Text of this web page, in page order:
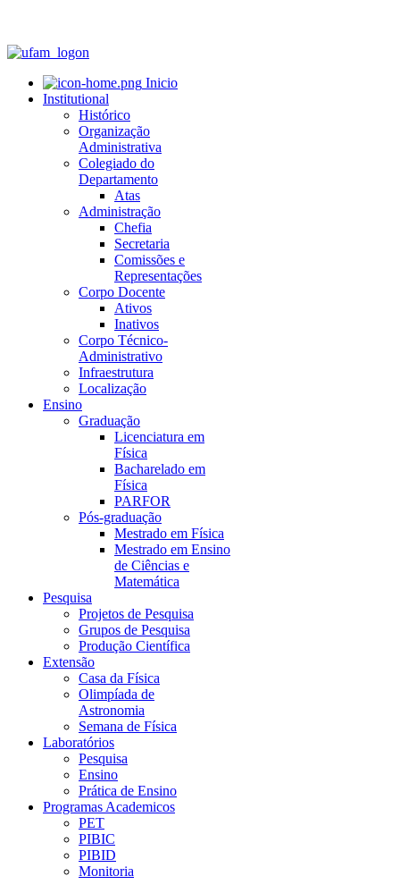
Inicio
Institutional
Histórico
Organização
Administrativa
Colegiado do
Departamento
Atas
Administração
Chefia
Secretaria
Comissões e
Representações
Corpo Docente
Ativos
Inativos
Corpo Técnico-
Administrativo
Infraestrutura
Localização
Ensino
Graduação
Licenciatura em
Física
Bacharelado em
Física
PARFOR
Pós-graduação
Mestrado em Física
Mestrado em Ensino
de Ciências e
Matemática
Pesquisa
Projetos de Pesquisa
Grupos de Pesquisa
Produção Científica
Extensão
Casa da Física
Olimpíada de
Astronomia
Semana de Física
Laboratórios
Pesquisa
Ensino
Prática de Ensino
Programas Academicos
PET
PIBIC
PIBID
Monitoria